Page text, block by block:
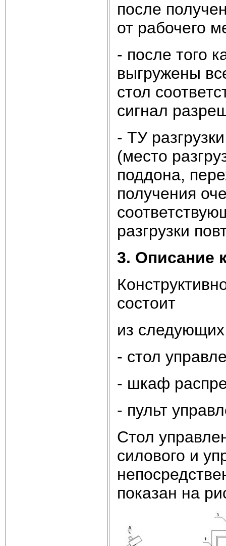
после
от рабочего
- после того
выгружены
стол
сигнал
- ТУ
(место
поддона,
получения
разгрузки
3. Описание
состоит
из
- стол
- шкаф
- пульт
Стол
силового и
показан на